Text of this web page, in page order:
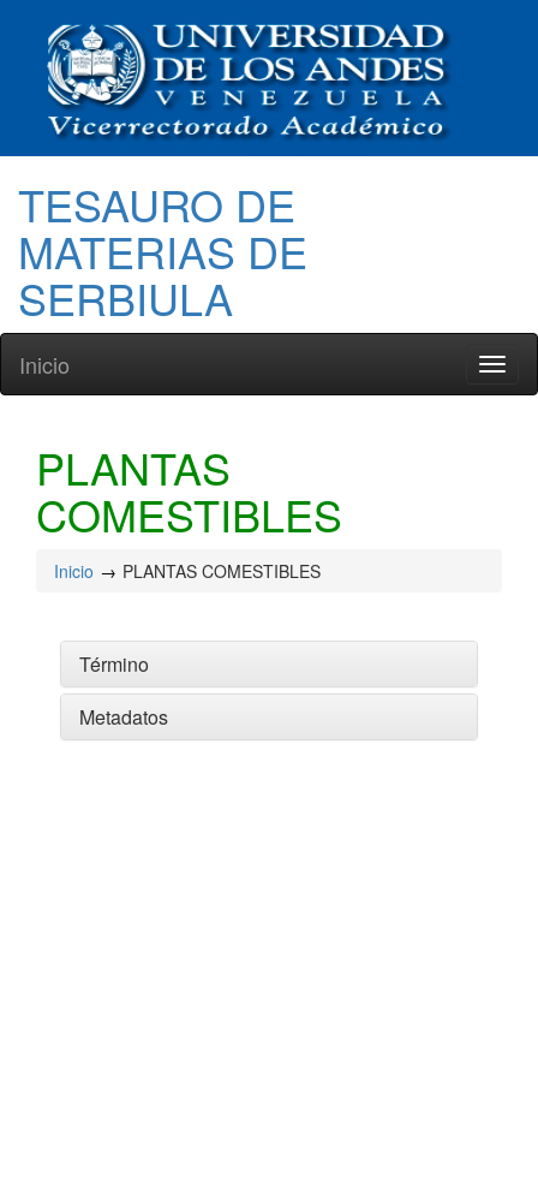
TESAURO DE
MATERIAS DE
SERBIULA
Inicio
PLANTAS
COMESTIBLES
Inicio PLANTAS COMESTIBLES
Término
Metadatos